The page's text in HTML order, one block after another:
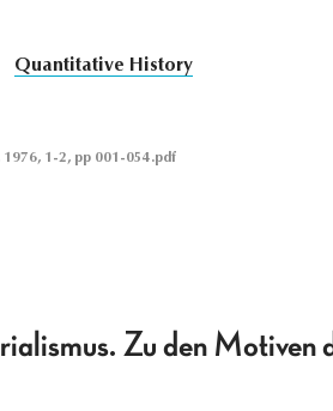
Quantitative History
1976, 1-2, pp 001-054.pdf
Zu den Motiven